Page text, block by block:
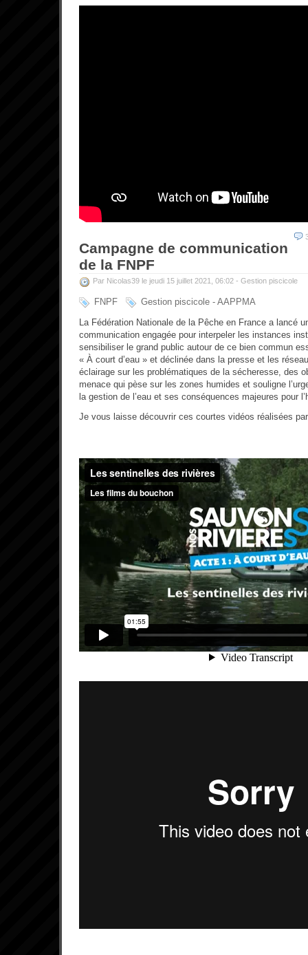
Campagne de communication
de la FNPF
Par Nicolas39 le jeudi 15 juillet 2021, 06:02 - Gestion piscicole
FNPF
Gestion piscicole - AAPPMA
La Fédération Nationale de la Pêche en France a lancé
communication engagée pour interpeler les instances
sensibiliser le grand public autour de ce bien commun
« À court d’eau » et déclinée dans la presse et les
éclairage sur les problématiques de la sécheresse, des
menace qui pèse sur les zones humides et souligne
la gestion de l’eau et ses conséquences majeures pour
Je vous laisse découvrir ces courtes vidéos réalisées